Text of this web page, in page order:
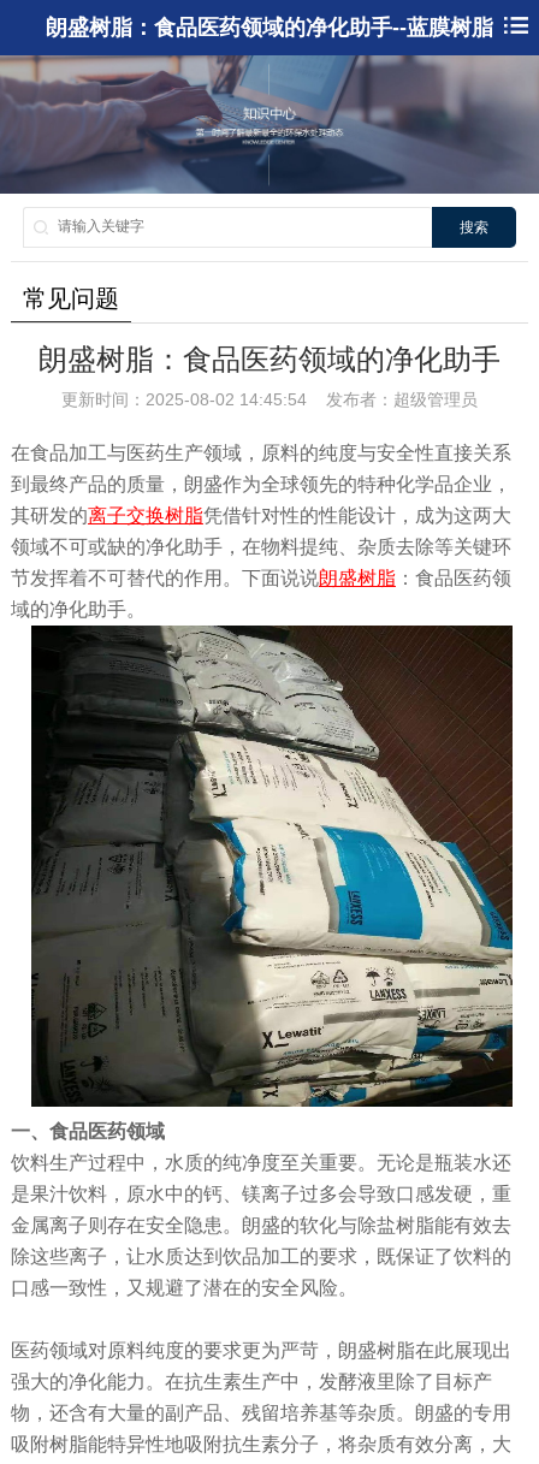
朗盛树脂：食品医药领域的净化助手--蓝膜树脂
搜索
常见问题
朗盛树脂：食品医药领域的净化助手
更新时间：2025-08-02 14:45:54 发布者：超级管理员
在食品加工与医药生产领域，原料的纯度与安全性直接关系
到最终产品的质量，朗盛作为全球领先的特种化学品企业，
其研发的离子交换树脂凭借针对性的性能设计，成为这两大
领域不可或缺的净化助手，在物料提纯、杂质去除等关键环
节发挥着不可替代的作用。下面说说朗盛树脂：食品医药领
域的净化助手。
一、食品医药领域
饮料生产过程中，水质的纯净度至关重要。无论是瓶装水还
是果汁饮料，原水中的钙、镁离子过多会导致口感发硬，重
金属离子则存在安全隐患。朗盛的软化与除盐树脂能有效去
除这些离子，让水质达到饮品加工的要求，既保证了饮料的
口感一致性，又规避了潜在的安全风险。
医药领域对原料纯度的要求更为严苛，朗盛树脂在此展现出
强大的净化能力。在抗生素生产中，发酵液里除了目标产
物，还含有大量的副产品、残留培养基等杂质。朗盛的专用
吸附树脂能特异性地吸附抗生素分子，将杂质有效分离，大